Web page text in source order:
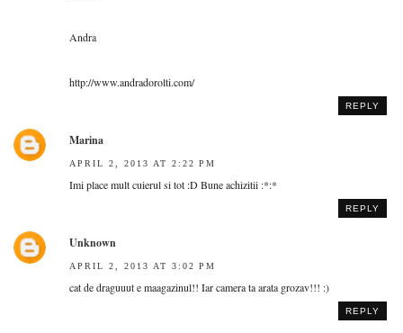
Andra
http://www.andradorolti.com/
REPLY
Marina
APRIL 2, 2013 AT 2:22 PM
Imi place mult cuierul si tot :D Bune achizitii :*:*
REPLY
Unknown
APRIL 2, 2013 AT 3:02 PM
cat de draguuut e maagazinul!! Iar camera ta arata grozav!!! :)
REPLY